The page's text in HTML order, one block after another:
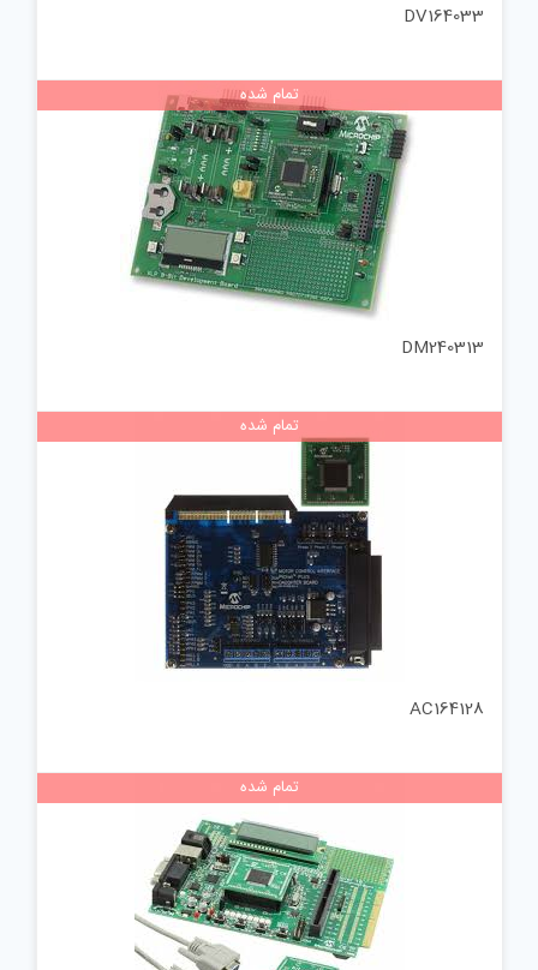
DV164033
تمام شده
DM240313
تمام شده
AC164128
تمام شده